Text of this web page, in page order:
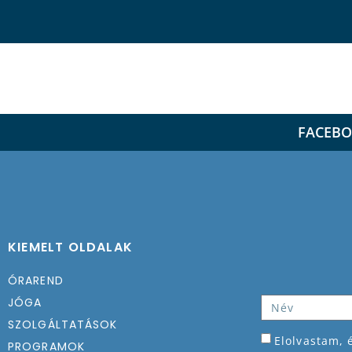
KIEMELT OLDALAK
ÓRAREND
JÓGA
SZOLGÁLTATÁSOK
PROGRAMOK
Elolvastam,